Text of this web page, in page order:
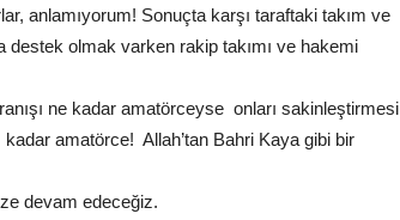
anlamıyorum! Sonuçta karşı taraftaki takım ve
destek olmak varken rakip takımı ve hakemi
ne kadar amatörceyse onları sakinleştirmesi
kadar amatörce! Allah’tan Bahri Kaya gibi bir
devam edeceğiz.